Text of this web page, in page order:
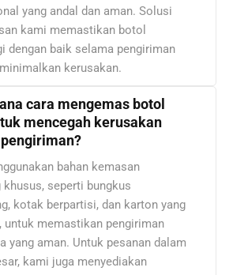
yang andal dan aman. Solusi
kami memastikan botol
dengan baik selama pengiriman
kerusakan.
cara mengemas botol
mencegah kerusakan
bahan kemasan
khusus, seperti bungkus
kotak berpartisi, dan karton yang
untuk memastikan pengiriman
yang aman. Untuk pesanan dalam
kami juga menyediakan